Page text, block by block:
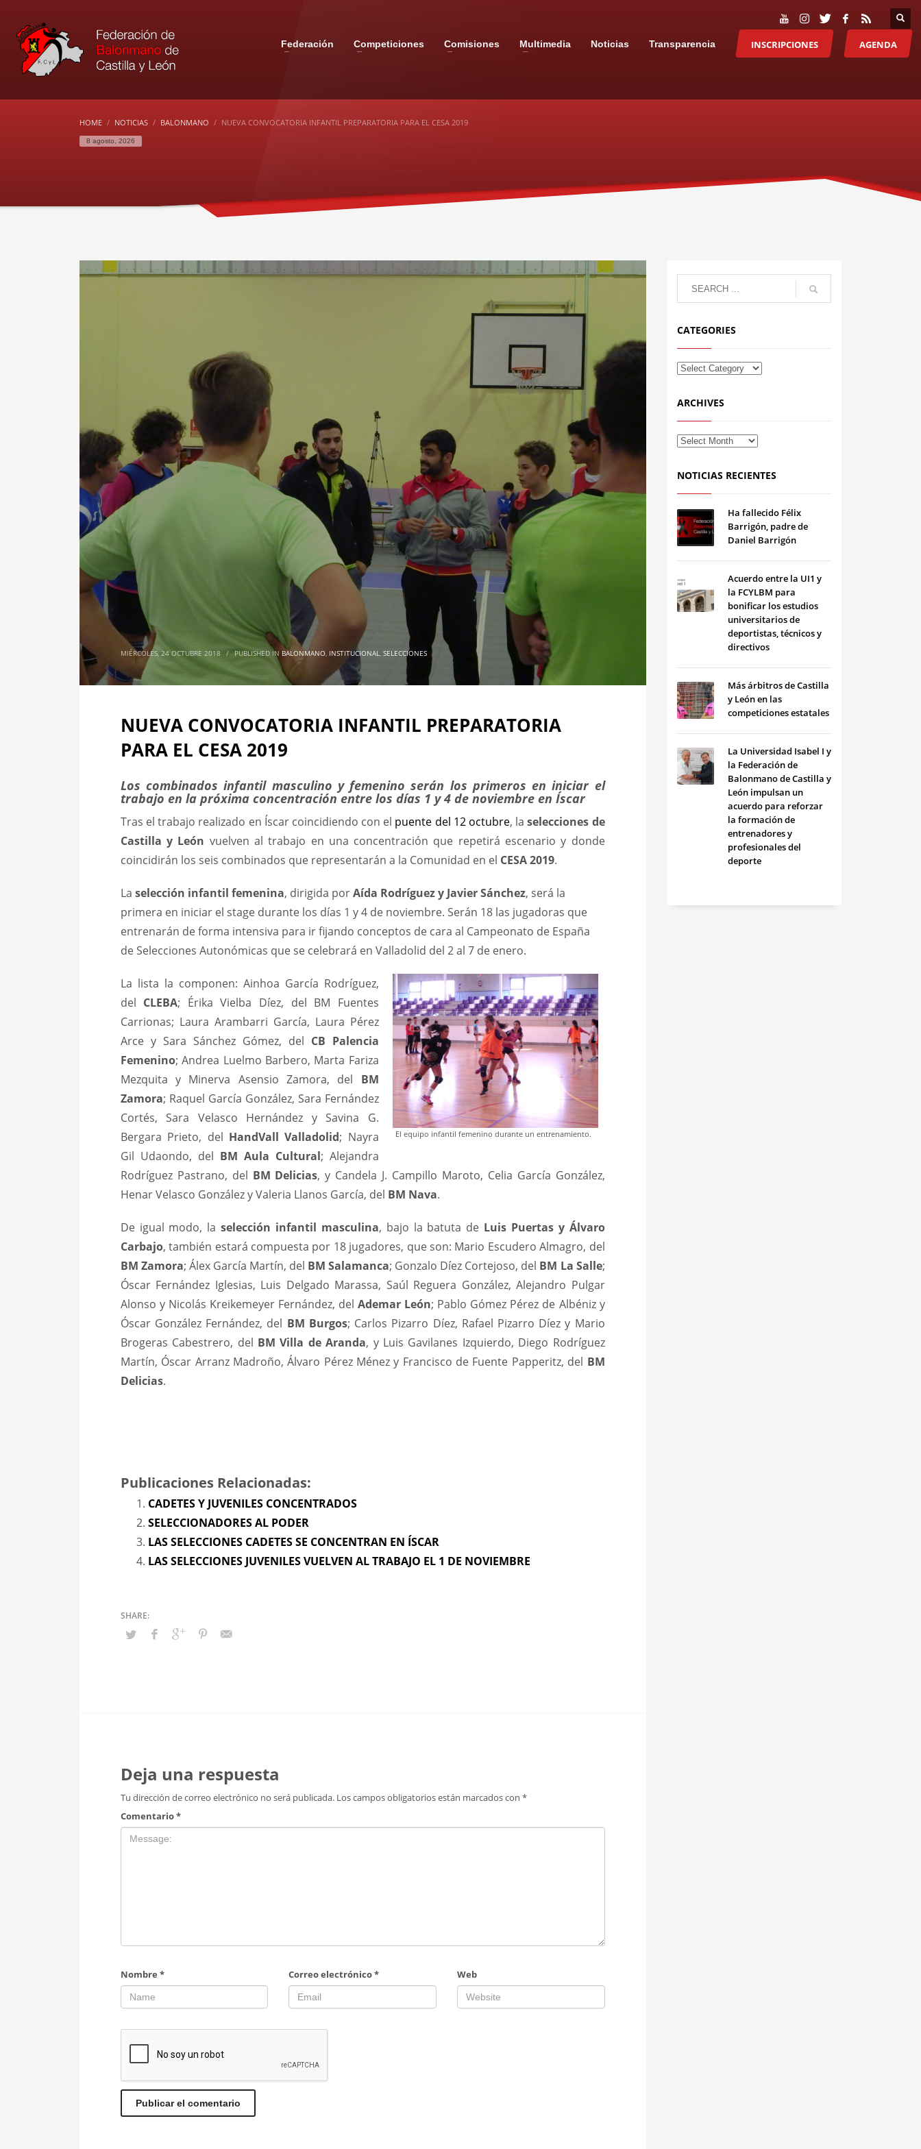
Federación Competiciones Comisiones Multimedia Noticias Transparencia INSCRIPCIONES AGENDA
HOME NOTICIAS BALONMANO NUEVA CONVOCATORIA INFANTIL PREPARATORIA PARA EL CESA 2019
8 agosto, 2026
MIÉRCOLES, 24 OCTUBRE 2018 / PUBLISHED IN BALONMANO, INSTITUCIONAL, SELECCIONES
NUEVA CONVOCATORIA INFANTIL PREPARATORIA
PARA EL CESA 2019
Los combinados infantil masculino y femenino serán los primeros en iniciar el
trabajo en la próxima concentración entre los días 1 y 4 de noviembre en Íscar
Tras el trabajo realizado en Íscar coincidiendo con el puente del 12 octubre, laselecciones de
Castilla y León vuelven al trabajo en una concentración que repetirá escenario y donde
coincidirán los seis combinados que representarán a la Comunidad en el CESA 2019.
La selección infantil femenina, dirigida porAída Rodríguez y Javier Sánchez, será la
primera en iniciar el stage durante los días 1 y 4 de noviembre. Serán 18 las jugadoras que
entrenarán de forma intensiva para ir fijando conceptos de cara al Campeonato de España
de Selecciones Autonómicas que se celebrará en Valladolid del 2 al 7 de enero.
El equipo infantil femenino durante un entrenamiento.
La lista la componen: Ainhoa García Rodríguez,
del CLEBA; Érika Vielba Díez, del BM Fuentes
Carrionas; Laura Arambarri García, Laura Pérez
Arce y Sara Sánchez Gómez, del CB Palencia
Femenino; Andrea Luelmo Barbero, Marta Fariza
Mezquita y Minerva Asensio Zamora, del BM
Zamora; Raquel García González, Sara Fernández
Cortés, Sara Velasco Hernández y Savina G.
Bergara Prieto, del HandVall Valladolid; Nayra
Gil Udaondo, del BM Aula Cultural; Alejandra
Rodríguez Pastrano, del BM Delicias, y Candela J. Campillo Maroto, Celia García González,
Henar Velasco González y Valeria Llanos García, del BM Nava.
De igual modo, laselección infantil masculina, bajo la batuta de Luis Puertas y Álvaro
Carbajo, también estará compuesta por 18 jugadores, que son: Mario Escudero Almagro, del
BM Zamora; Álex García Martín, del BM Salamanca; Gonzalo Díez Cortejoso, del BM La Salle;
Óscar Fernández Iglesias, Luis Delgado Marassa, Saúl Reguera González, Alejandro Pulgar
Alonso y Nicolás Kreikemeyer Fernández, delAdemar León; Pablo Gómez Pérez de Albéniz y
Óscar González Fernández, del BM Burgos; Carlos Pizarro Díez, Rafael Pizarro Díez y Mario
Brogeras Cabestrero, del BM Villa de Aranda, y Luis Gavilanes Izquierdo, Diego Rodríguez
Martín, Óscar Arranz Madroño, Álvaro Pérez Ménez y Francisco de Fuente Papperitz, del BM
Delicias.
Publicaciones Relacionadas:
CADETES Y JUVENILES CONCENTRADOS
SELECCIONADORES AL PODER
LAS SELECCIONES CADETES SE CONCENTRAN EN ÍSCAR
LAS SELECCIONES JUVENILES VUELVEN AL TRABAJO EL 1 DE NOVIEMBRE
Deja una respuesta
Tu dirección de correo electrónico no será publicada. Los campos obligatorios están marcados con *
Comentario*
Nombre * Correo electrónico* Web
CATEGORIES
ARCHIVES
NOTICIAS RECIENTES
Ha fallecido Félix
Barrigón, padre de
Daniel Barrigón
Acuerdo entre la UI1 y
la FCYLBM para
bonificar los estudios
universitarios de
deportistas, técnicos y
directivos
Más árbitros de Castilla
y León en las
competiciones estatales
La Universidad Isabel I y
la Federación de
Balonmano de Castilla y
León impulsan un
acuerdo para reforzar
la formación de
entrenadores y
profesionales del
deporte